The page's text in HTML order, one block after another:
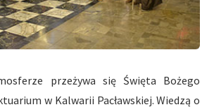
przeżywa się Święta Bożego
w Kalwarii Pacławskiej. Wiedzą o